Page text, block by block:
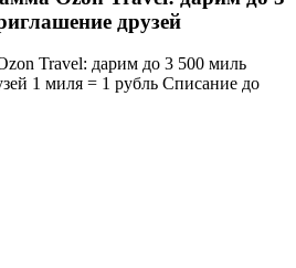
друзей
Travel: дарим до 3 500 миль
1 миля = 1 рубль Списание до